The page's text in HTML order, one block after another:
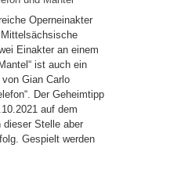
Operneinakter
Einakter an einem
ist auch ein
Gian Carlo
Der Geheimtipp
auf dem
dieser Stelle aber
Gespielt werden